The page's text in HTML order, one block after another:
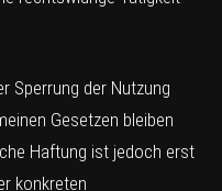
Sperrung der Nutzung
Gesetzen bleiben
Haftung ist jedoch erst
konkreten